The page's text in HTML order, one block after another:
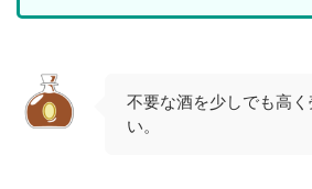
不要な酒を少しでも高
い。